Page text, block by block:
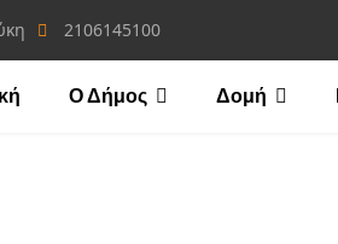
2106145100
Ο Δήμος Δομή